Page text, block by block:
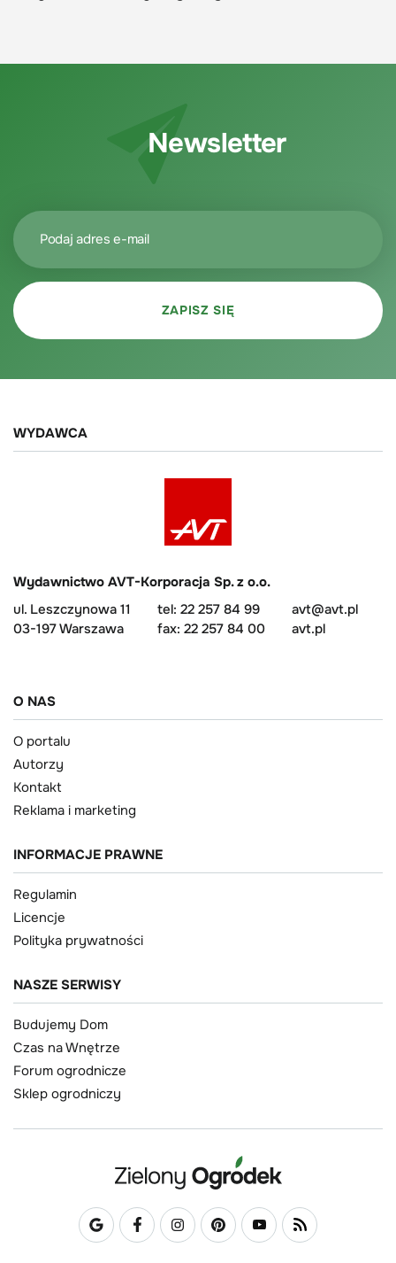
Newsletter
WYDAWCA
Wydawnictwo AVT-Korporacja Sp. z o.o.
ul. Leszczynowa 11
03-197 Warszawa
tel: 22 257 84 99
fax: 22 257 84 00
avt@avt.pl
avt.pl
O NAS
O portalu
Autorzy
Kontakt
Reklama i marketing
INFORMACJE PRAWNE
Regulamin
Licencje
Polityka prywatności
NASZE SERWISY
Budujemy Dom
Czas na Wnętrze
Forum ogrodnicze
Sklep ogrodniczy